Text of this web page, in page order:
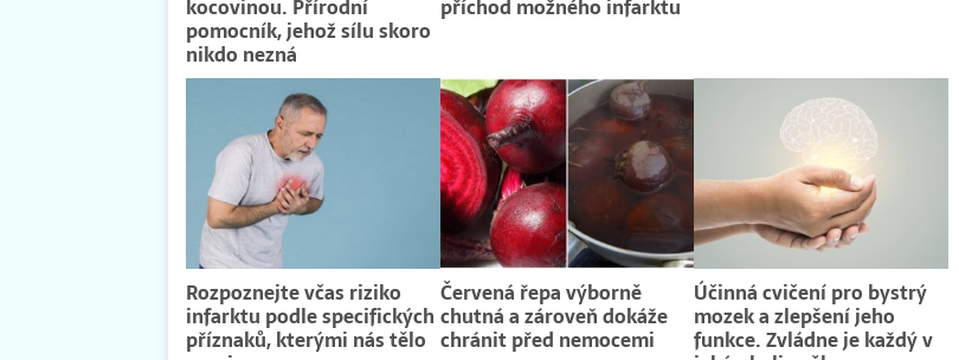
kocovinou. Přírodní
pomocník, jehož sílu skoro
nikdo nezná
příchod možného infarktu
Rozpoznejte včas riziko
infarktu podle specifických
příznaků, kterými nás tělo
Červená řepa výborně
chutná a zároveň dokáže
chránit před nemocemi
Účinná cvičení pro bystrý
mozek a zlepšení jeho
funkce. Zvládne je každý v